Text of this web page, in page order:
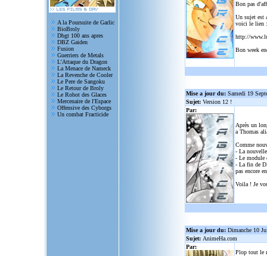
A la Poursuite de Garlic
BioBroly
Dbgt 100 ans apres
DBZ Gaiden
Fusion
Guerriers de Metals
L'Attaque du Dragon
La Menace de Nameck
La Revenche de Cooler
Le Pere de Sangoku
Le Retour de Broly
Le Robot des Glaces
Mercenaire de l'Espace
Offensive des Cyborgs
Un combat Fracticide
Bon pas
Un sujet est
voici le lien :
http://
Bon week
Mise a jour du: Samedi 19
Sujet: Version 12 !
Par:
Après un
a Thomas
Comme
- La
- Le module
- La fin de
pas encore
Voila ! Je
Mise a jour du: Dimanche 10
Sujet: AnimeHa.com
Par:
Plop tout le